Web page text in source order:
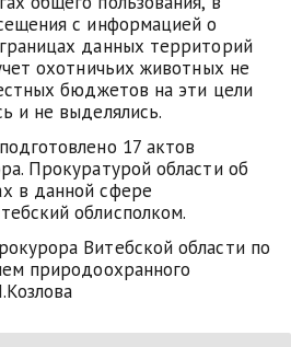
с информацией о
данных территорий
охотничьих животных не
бюджетов на эти цели
и не выделялись.
17 актов
Прокуратурой области об
в данной сфере
облисполком.
Витебской области по
природоохранного